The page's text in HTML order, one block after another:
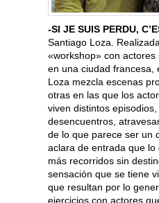
-SI JE SUIS PERDU,
Santiago Loza.
«workshop» con
en una ciudad francesa,
Loza mezcla escenas
otras en las que los
viven distintos
desencuentros,
de lo que parece ser un
aclara de entrada que lo
más recorridos sin
sensación que se tiene
que resultan por lo
ejercicios con actores